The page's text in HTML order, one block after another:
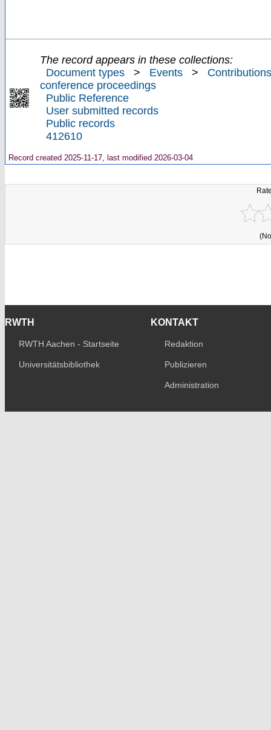
The record appears in these collections:
Document types
> Events >
conference proceedings
Public Reference
User submitted records
Public records
412610
Record created 2025-11-17, last modified 2026-03-04
RWTH
RWTH Aachen - Startseite
Universitätsbibliothek
KONTAKT
Redaktion
Publizieren
Administration